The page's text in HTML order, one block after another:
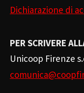
Dichiarazione di
PER SCRIVERE
Unicoop Firenze